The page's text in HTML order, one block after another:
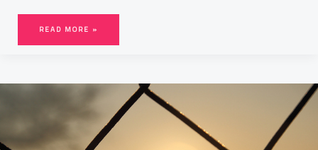
READ MORE »
SÉRIES